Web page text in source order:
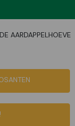
DE AARDAPPELHOEVE